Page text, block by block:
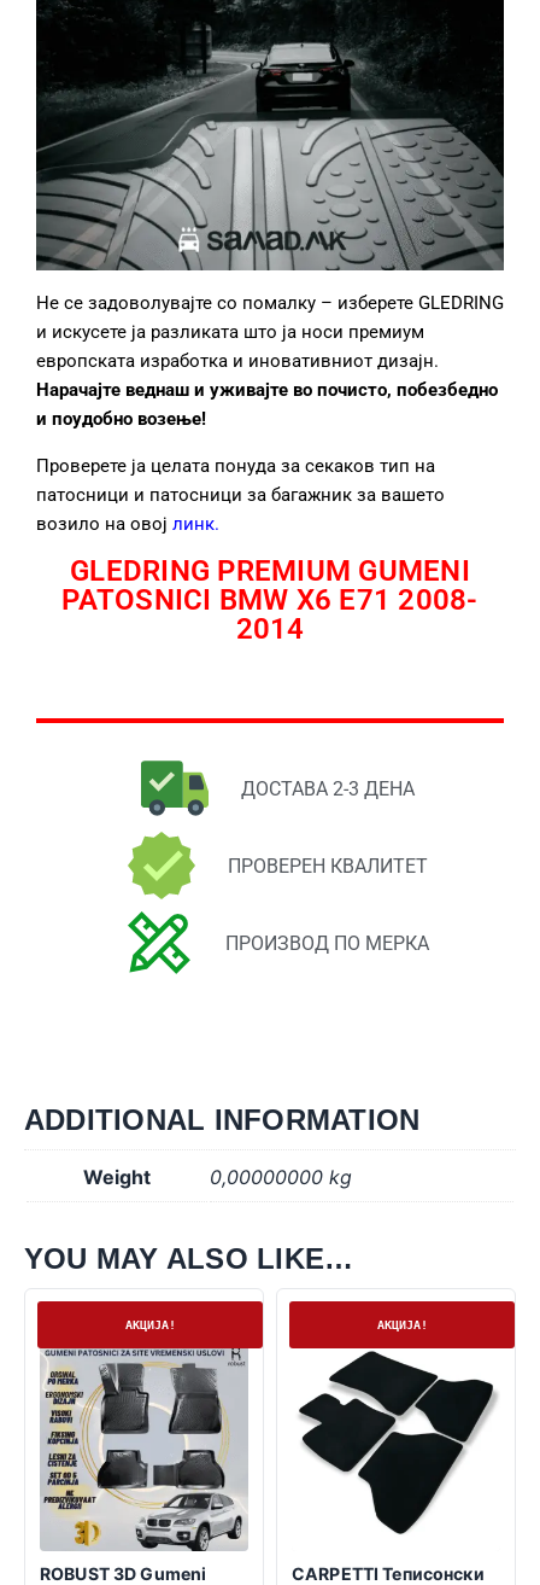
Не се задоволувајте со помалку – изберете GLEDRING
и искусете ја разликата што ја носи премиум
европската изработка и иновативниот дизајн.
Нарачајте веднаш и уживајте во почисто, побезбедно
и поудобно возење!
Проверете ја целата понуда за секаков тип на
патосници и патосници за багажник за вашето
возило на овој линк.
GLEDRING PREMIUM GUMENI
PATOSNICI BMW X6 E71 2008-
2014
ДОСТАВА 2-3 ДЕНА
ПРОВЕРЕН КВАЛИТЕТ
ПРОИЗВОД ПО МЕРКА
ADDITIONAL INFORMATION
Weight 0,00000000 kg
YOU MAY ALSO LIKE…
АКЦИЈА!
ROBUST 3D Gumeni
АКЦИЈА!
CARPETTI Теписонски